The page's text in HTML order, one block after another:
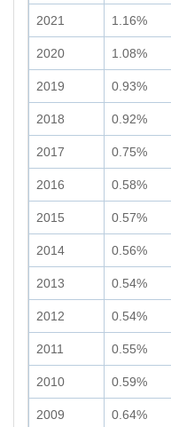
2021 1.16%
2020 1.08%
2019 0.93%
2018 0.92%
2017 0.75%
2016 0.58%
2015 0.57%
2014 0.56%
2013 0.54%
2012 0.54%
2011 0.55%
2010 0.59%
2009 0.64%